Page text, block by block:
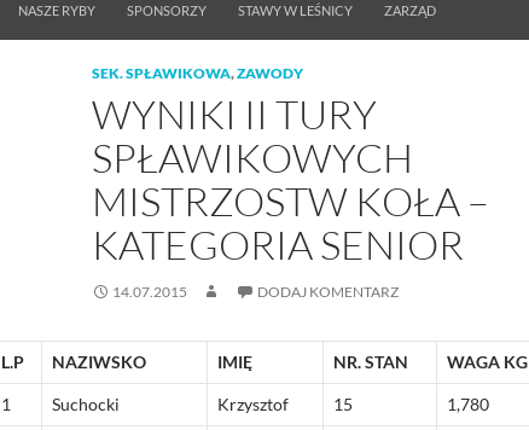
NASZE RYBY SPONSORZY STAWY W LEŚNICY ZARZĄD
SEK. SPŁAWIKOWA,ZAWODY
WYNIKI II TURY
SPŁAWIKOWYCH
MISTRZOSTW KOŁA –
KATEGORIA SENIOR
14.07.2015 DODAJ KOMENTARZ
L.P NAZIWSKO IMIĘ NR. STAN WAGA KG
1 Suchocki Krzysztof 15 1,780